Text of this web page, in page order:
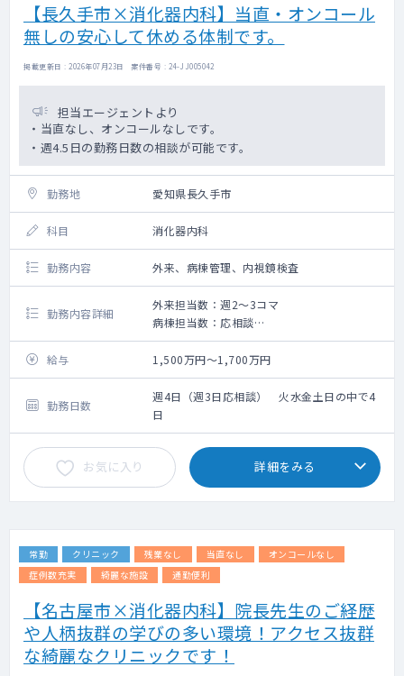
【長久手市×消化器内科】当直・オンコール
無しの安心して休める体制です。
掲載更新日 : 2026年07月23日 案件番号 : 24-JJ005042
担当エージェントより
・当直なし、オンコールなしです。
・週4.5日の勤務日数の相談が可能です。
勤務地 愛知県長久手市
科目 消化器内科
勤務内容 外来、病棟管理、内視鏡検査
勤務内容詳細
外来担当数：週2～3コマ
病棟担当数：応相談
内視鏡検査：上部・下部 ※件数は週3～4件
程度
給与 1,500万円～1,700万円
勤務日数
週4日（週3日応相談） 火水金土日の中で4
日
お気に入り 詳細をみる
常勤 クリニック 残業なし 当直なし
オンコールなし
症例数充実
綺麗な施設 通勤便利
【名古屋市×消化器内科】院長先生のご経歴
や人柄抜群の学びの多い環境！アクセス抜群
な綺麗なクリニックです！